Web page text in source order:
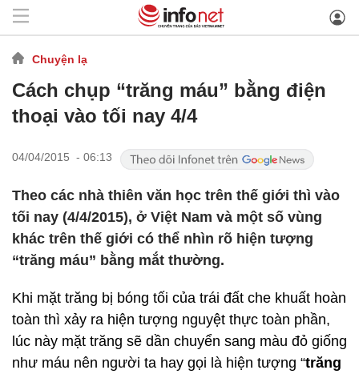
Chuyện lạ
Cách chụp “trăng máu” bằng điện
thoại vào tối nay 4/4
04/04/2015 - 06:13
Theo các nhà thiên văn học trên thế giới thì vào
tối nay (4/4/2015), ở Việt Nam và một số vùng
khác trên thế giới có thể nhìn rõ hiện tượng
“trăng máu” bằng mắt thường.
Khi mặt trăng bị bóng tối của trái đất che khuất hoàn
toàn thì xảy ra hiện tượng nguyệt thực toàn phần,
lúc này mặt trăng sẽ dần chuyển sang màu đỏ giống
như máu nên người ta hay gọi là hiện tượng “trăng